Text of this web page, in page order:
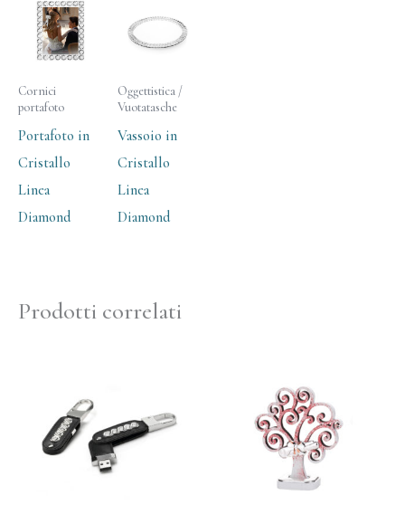
Cornici
portafoto
Portafoto in
Cristallo
Linea
Diamond
Oggettistica /
Vuotatasche
Vassoio in
Cristallo
Linea
Diamond
Prodotti correlati